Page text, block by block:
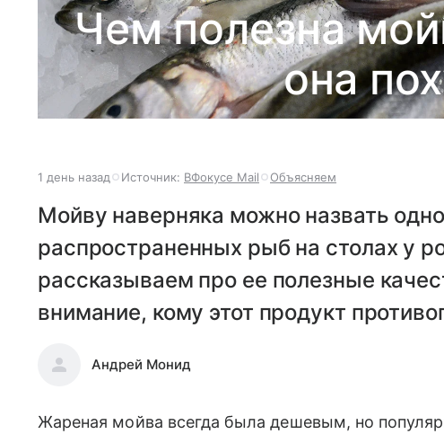
Чем полезна
она
1 день назад Источник: ВФокусе Mail Объясняем
Мойву наверняка можно назвать
распространенных рыб на столах у
рассказываем про ее полезные
внимание, кому этот продукт
Андрей Монид
Жареная мойва всегда была дешевым, но